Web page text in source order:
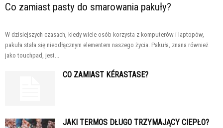
Co zamiast pasty do smarowania pakuły?
W dzisiejszych czasach, kiedy wiele osób korzysta z komputerów i laptopów,
pakuła stała się nieodłącznym elementem naszego życia. Pakuła, znana również
jako touchpad, jest...
CO ZAMIAST KÉRASTASE?
JAKI TERMOS DŁUGO TRZYMAJĄCY CIEPŁO?